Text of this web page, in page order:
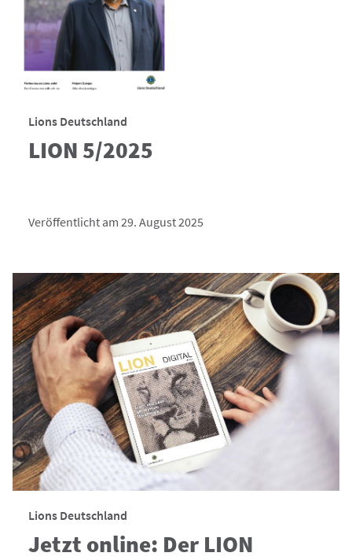
Lions Deutschland
LION 5/2025
Veröffentlicht am 29. August 2025
Lions Deutschland
Jetzt online: Der LION